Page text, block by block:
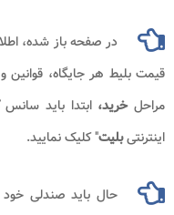
در صفحه باز شده،
قیمت بلیط هر جایگاه، قوانین
مراحلخرید، ابتدا باید سانس
اینترنتیبلیت" کلیک نمایید.
حال باید صندلی